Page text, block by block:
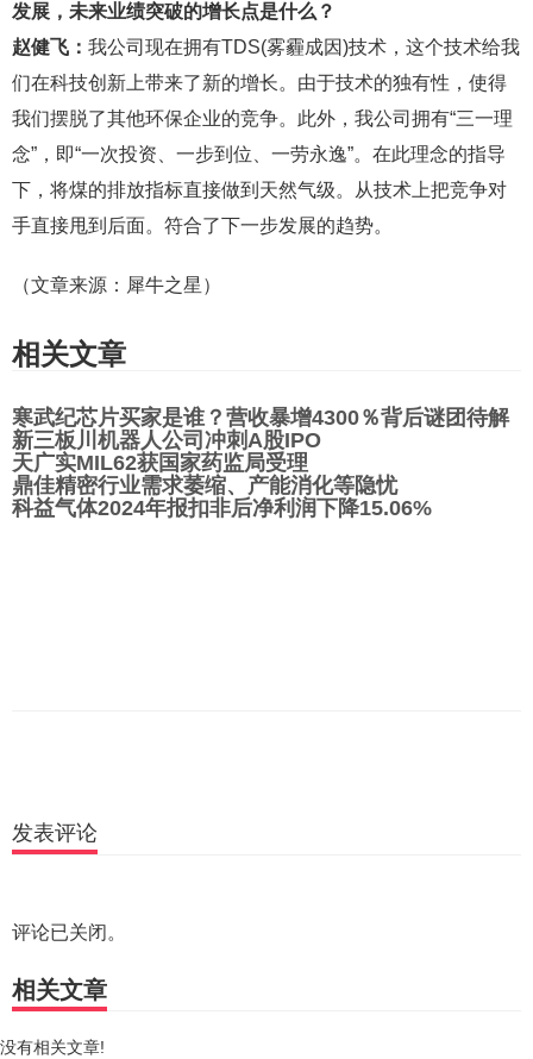
发展，未来业绩突破的增长点是什么？
赵健飞： 我公司现在拥有TDS(雾霾成因)技术，这个技术给我
们在科技创新上带来了新的增长。由于技术的独有性，使得
我们摆脱了其他环保企业的竞争。此外，我公司拥有“三一理
念”，即“一次投资、一步到位、一劳永逸”。在此理念的指导
下，将煤的排放指标直接做到天然气级。从技术上把竞争对
手直接甩到后面。符合了下一步发展的趋势。
（文章来源：犀牛之星）
相关文章
寒武纪芯片买家是谁？营收暴增4300％背后谜团待解
新三板川机器人公司冲刺A股IPO
天广实MIL62获国家药监局受理
鼎佳精密行业需求萎缩、产能消化等隐忧
科益气体2024年报扣非后净利润下降15.06%
发表评论
评论已关闭。
相关文章
没有相关文章!